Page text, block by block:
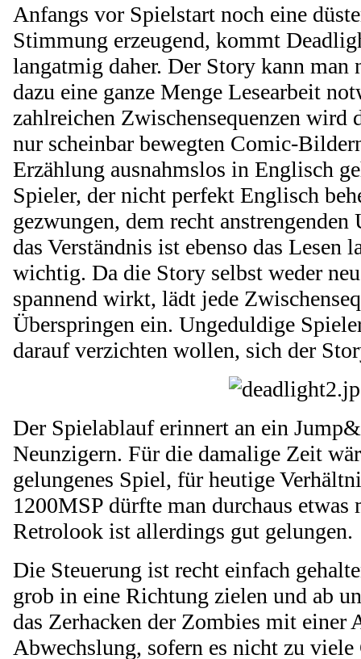
Anfangs vor Spielstart noch eine
Stimmung erzeugend, kommt
langatmig daher. Der Story kann man
dazu eine ganze Menge Lesearbeit
zahlreichen Zwischensequenzen wird
nur scheinbar bewegten Comic-
Erzählung ausnahmslos in Englisch
Spieler, der nicht perfekt Englisch
gezwungen, dem recht
das Verständnis ist ebenso das Lesen
wichtig. Da die Story selbst weder
spannend wirkt, lädt jede
Überspringen ein. Ungeduldige
darauf verzichten wollen, sich der
Der Spielablauf erinnert an ein
Neunzigern. Für die damalige Zeit
gelungenes Spiel, für heutige
1200MSP dürfte man durchaus etwas
Retrolook ist allerdings gut gelungen.
Die Steuerung ist recht einfach
grob in eine Richtung zielen und ab
das Zerhacken der Zombies mit einer
Abwechslung, sofern es nicht zu viele